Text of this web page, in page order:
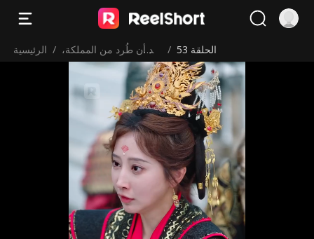
الرئيسية / بعد أن طُرد من المملكة،
بكت الإمبراطورة ندمًا
/ الحلقة 53